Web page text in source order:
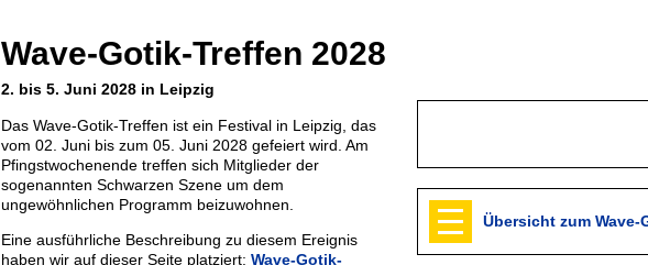
Wave-Gotik-Treffen 2028
2. bis 5. Juni 2028 in Leipzig
Das Wave-Gotik-Treffen ist ein Festival in Leipzig, das
vom 02. Juni bis zum 05. Juni 2028 gefeiert wird. Am
Pfingstwochenende treffen sich Mitglieder der
sogenannten Schwarzen Szene um dem
ungewöhnlichen Programm beizuwohnen.
Eine ausführliche Beschreibung zu diesem Ereignis
haben wir auf dieser Seite platziert: Wave-Gotik-
Übersicht zum Wave-